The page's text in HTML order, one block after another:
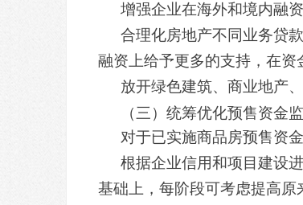
增强企业在海外和境内融
合理化房地产不同业务贷
融资上给予更多的支持，在资
放开绿色建筑、商业地产
（三）统筹优化预售资金
对于已实施商品房预售资
根据企业信用和项目建设
基础上，每阶段可考虑提高原